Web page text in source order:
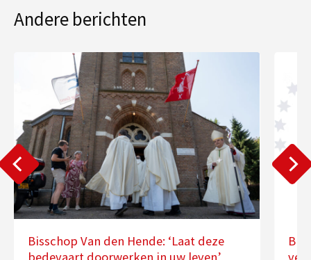
Andere berichten
Bisschop Van den Hende: ‘Laat deze